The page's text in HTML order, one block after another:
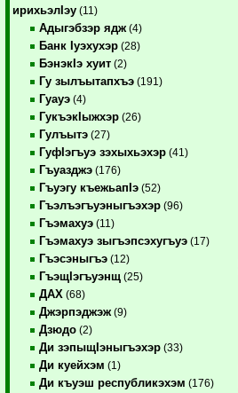
ирихьэлIэу (11)
Адыгэбзэр ядж (4)
Банк Iуэхухэр (28)
БэнэкIэ хуит (2)
Гу зылъытапхъэ (191)
Гуауэ (4)
ГукъэкIыжхэр (26)
Гулъытэ (27)
ГуфIэгъуэ зэхыхьэхэр (41)
Гъуазджэ (176)
Гъуэгу къежьапIэ (52)
Гъэлъэгъуэныгъэхэр (96)
Гъэмахуэ (11)
Гъэмахуэ зыгъэпсэхугъуэ (17)
Гъэсэныгъэ (12)
ГъэщIэгъуэнщ (25)
ДАХ (68)
Джэрпэджэж (9)
Дзюдо (2)
Ди зэпыщIэныгъэхэр (33)
Ди куейхэм (1)
Ди къуэш республикэхэм (176)